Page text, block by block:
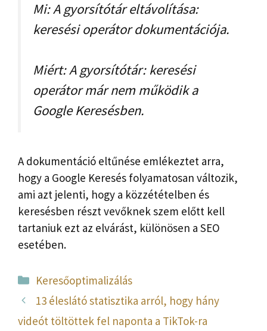
Mi: A gyorsítótár eltávolítása:
keresési operátor dokumentációja.
Miért: A gyorsítótár: keresési
operátor már nem működik a
Google Keresésben.
A dokumentáció eltűnése emlékeztet arra,
hogy a Google Keresés folyamatosan változik,
ami azt jelenti, hogy a közzétételben és
keresésben részt vevőknek szem előtt kell
tartaniuk ezt az elvárást, különösen a SEO
esetében.
Kategória
Keresőoptimalizálás
13 éleslátó statisztika arról, hogy hány
videót töltöttek fel naponta a TikTok-ra